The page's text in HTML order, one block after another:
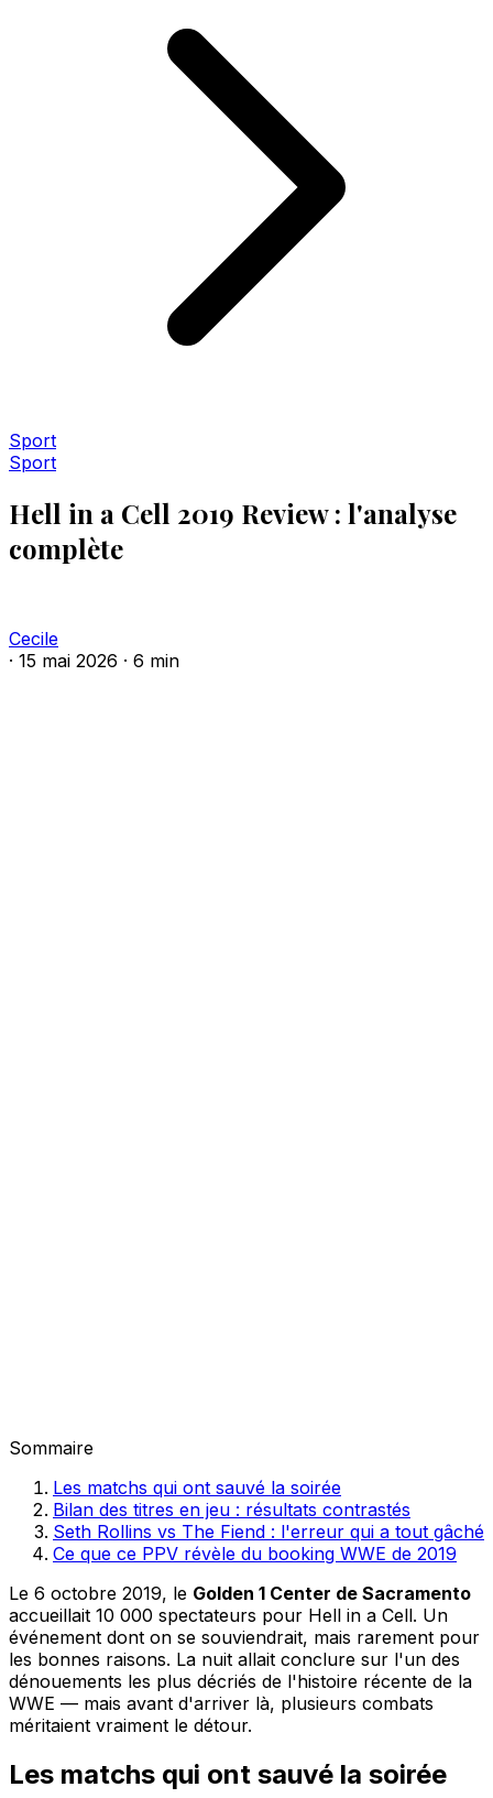
Sport
Sport
Hell in a Cell 2019 Review : l'analyse
complète
Cecile
· 15 mai 2026 · 6 min
Sommaire
Les matchs qui ont sauvé la soirée
Bilan des titres en jeu : résultats contrastés
Seth Rollins vs The Fiend : l'erreur qui a tout gâché
Ce que ce PPV révèle du booking WWE de 2019
Le 6 octobre 2019, le Golden 1 Center de Sacramento
accueillait 10 000 spectateurs pour Hell in a Cell. Un
événement dont on se souviendrait, mais rarement pour
les bonnes raisons. La nuit allait conclure sur l'un des
dénouements les plus décriés de l'histoire récente de la
WWE — mais avant d'arriver là, plusieurs combats
méritaient vraiment le détour.
Les matchs qui ont sauvé la soirée